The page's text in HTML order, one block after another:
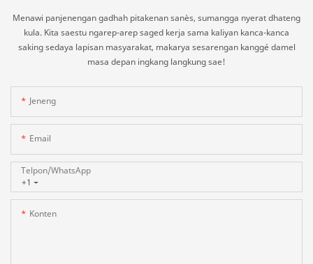
Menawi panjenengan gadhah pitakenan sanès, sumangga nyerat dhateng
kula. Kita saestu ngarep-arep saged kerja sama kaliyan kanca-kanca
saking sedaya lapisan masyarakat, makarya sesarengan kanggé damel
masa depan ingkang langkung sae!
Jeneng
Email
+1
Telpon/whatsApp
Konten